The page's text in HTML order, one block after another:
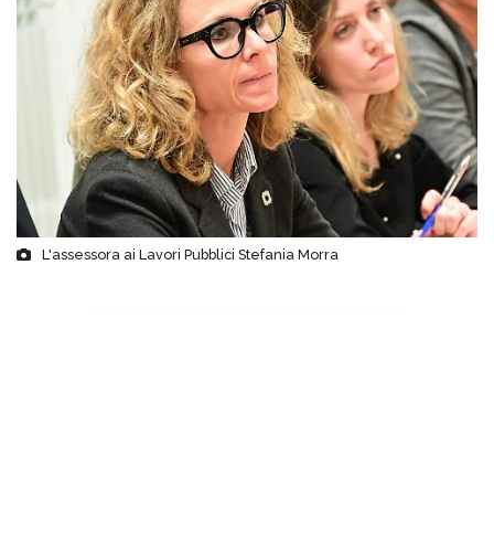
L'assessora ai Lavori Pubblici Stefania Morra